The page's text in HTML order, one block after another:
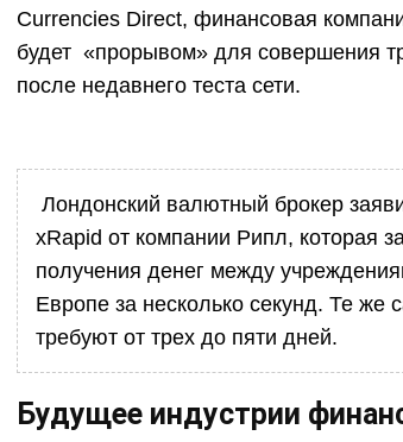
Currencies Direct, финансовая
будет «прорывом» для совершения
после недавнего теста сети.
Лондонский валютный брокер
xRapid от компании Рипл, которая
получения денег между
Европе за несколько секунд. Те же
требуют от трех до пяти дней.
Будущее индустрии